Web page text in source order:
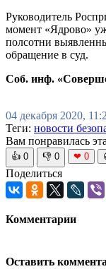
Руководитель
момент «Ядрово»
полсотни
обращение в суд.
Соб. инф.
04 декабря 2020,
Теги: новости
Вам понравилась
👍 0 👎 0 ❤ 0
Поделиться
Комментарии
Оставить